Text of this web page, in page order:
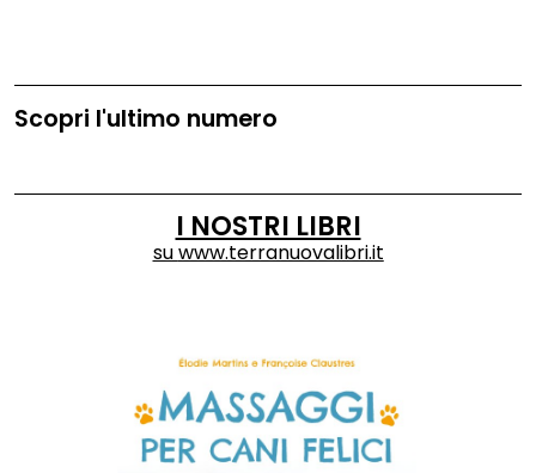
Scopri l'ultimo numero
I NOSTRI LIBRI
suwww.terranuovalibri.it